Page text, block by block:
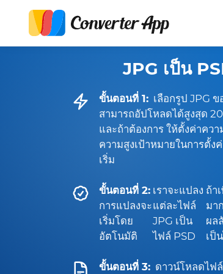
JPG เป็น
ขั้นตอนที่ 1: เลือกรูป JPG
สามารถอัปโหลดได้สูงสุด
และถ้าต้องการ ให้ตั้งค่าควา
ความสูงเป้าหมายในการตั้ง
เริ่ม
ขั้นตอนที่ 2:
การแปลงจะ
เริ่มโดย
อัตโนมัติ
เราจะแปลง
แต่ละไฟล์
JPG เป็น
ไฟล์ PSD
ถ้า
มา
ผล
เป็
ขั้นตอนที่ 3: ดาวน์โหลดไฟ